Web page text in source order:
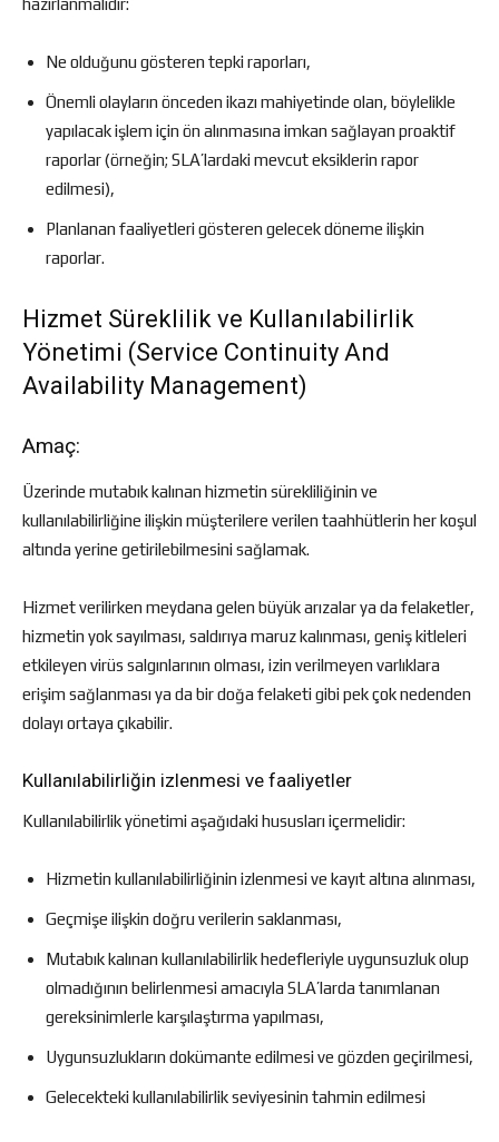
hazırlanmalıdır:
Ne olduğunu gösteren tepki raporları,
Önemli olayların önceden ikazı mahiyetinde olan, böylelikle
yapılacak işlem için ön alınmasına imkan sağlayan proaktif
raporlar (örneğin; SLA’lardaki mevcut eksiklerin rapor
edilmesi),
Planlanan faaliyetleri gösteren gelecek döneme ilişkin
raporlar.
Hizmet Süreklilik ve Kullanılabilirlik
Yönetimi (Service Continuity And
Availability Management)
Amaç:
Üzerinde mutabık kalınan hizmetin sürekliliğinin ve
kullanılabilirliğine ilişkin müşterilere verilen taahhütlerin her koşul
altında yerine getirilebilmesini sağlamak.
Hizmet verilirken meydana gelen büyük arızalar ya da felaketler,
hizmetin yok sayılması, saldırıya maruz kalınması, geniş kitleleri
etkileyen virüs salgınlarının olması, izin verilmeyen varlıklara
erişim sağlanması ya da bir doğa felaketi gibi pek çok nedenden
dolayı ortaya çıkabilir.
Kullanılabilirliğin izlenmesi ve faaliyetler
Kullanılabilirlik yönetimi aşağıdaki hususları içermelidir:
Hizmetin kullanılabilirliğinin izlenmesi ve kayıt altına alınması,
Geçmişe ilişkin doğru verilerin saklanması,
Mutabık kalınan kullanılabilirlik hedefleriyle uygunsuzluk olup
olmadığının belirlenmesi amacıyla SLA’larda tanımlanan
gereksinimlerle karşılaştırma yapılması,
Uygunsuzlukların dokümante edilmesi ve gözden geçirilmesi,
Gelecekteki kullanılabilirlik seviyesinin tahmin edilmesi